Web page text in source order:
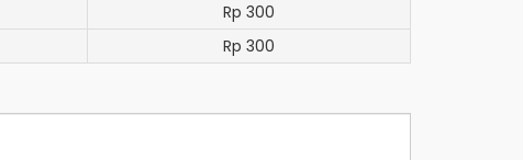
Rp 300
Rp 300